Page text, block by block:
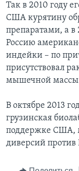
Так в 2010 году
США курятину
препаратами, а в
Россию
индейки – по
присутствовал
мышечной
В октябре 2013
грузинская
поддержке США,
диверсий против